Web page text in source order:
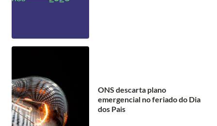
ONS descarta plano
emergencial no feriado do Dia
dos Pais